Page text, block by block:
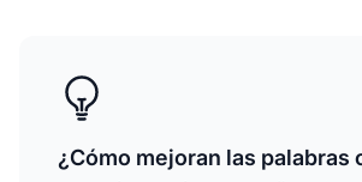
¿Cómo mejoran las palabras